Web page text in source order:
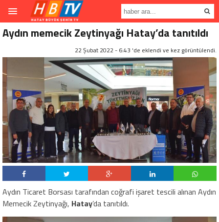
Aydın memecik Zeytinyağı Hatay’da tanıtıldı
22 Şubat 2022 - 6:43 'de eklendi ve kez görüntülendi.
Aydın Ticaret Borsası tarafından coğrafi işaret tescili alınan Aydın
Memecik Zeytinyağı, Hatay’da tanıtıldı.